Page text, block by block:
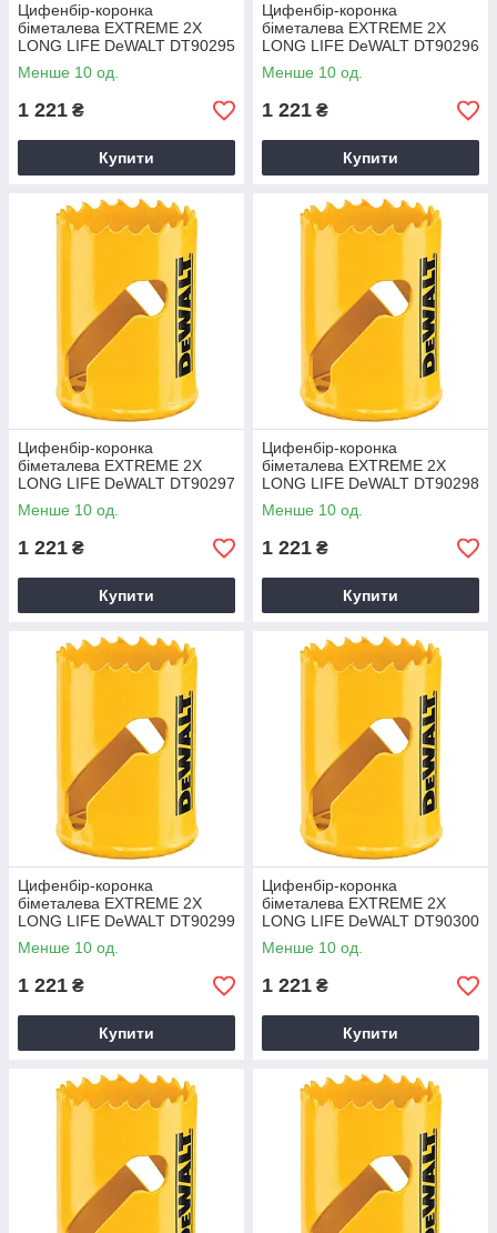
Цифенбір-коронка
біметалева EXTREME 2X
LONG LIFE DeWALT DT90295
Менше 10 од.
1 221 ₴
Купити
Цифенбір-коронка
біметалева EXTREME 2X
LONG LIFE DeWALT DT90296
Менше 10 од.
1 221 ₴
Купити
Цифенбір-коронка
біметалева EXTREME 2X
LONG LIFE DeWALT DT90297
Менше 10 од.
1 221 ₴
Купити
Цифенбір-коронка
біметалева EXTREME 2X
LONG LIFE DeWALT DT90298
Менше 10 од.
1 221 ₴
Купити
Цифенбір-коронка
біметалева EXTREME 2X
LONG LIFE DeWALT DT90299
Менше 10 од.
1 221 ₴
Купити
Цифенбір-коронка
біметалева EXTREME 2X
LONG LIFE DeWALT DT90300
Менше 10 од.
1 221 ₴
Купити